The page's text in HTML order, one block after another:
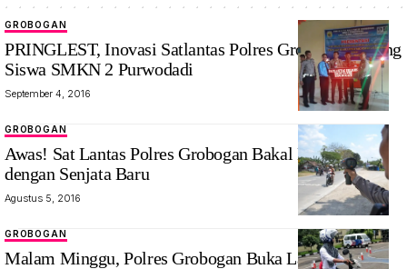
GROBOGAN
PRINGLEST, Inovasi Satlantas Polres Grobogan Bareng
Siswa SMKN 2 Purwodadi
September 4, 2016
GROBOGAN
Awas! Sat Lantas Polres Grobogan Bakal Beraksi
dengan Senjata Baru
Agustus 5, 2016
GROBOGAN
Malam Minggu, Polres Grobogan Buka Layanan